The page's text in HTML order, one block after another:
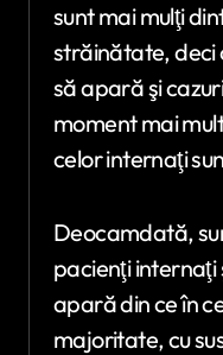
sunt mai mulţi
străinătate, deci
să apară şi
moment mai
celor internaţi
Deocamdată,
pacienţi internaţi
apară din ce în
majoritate, cu